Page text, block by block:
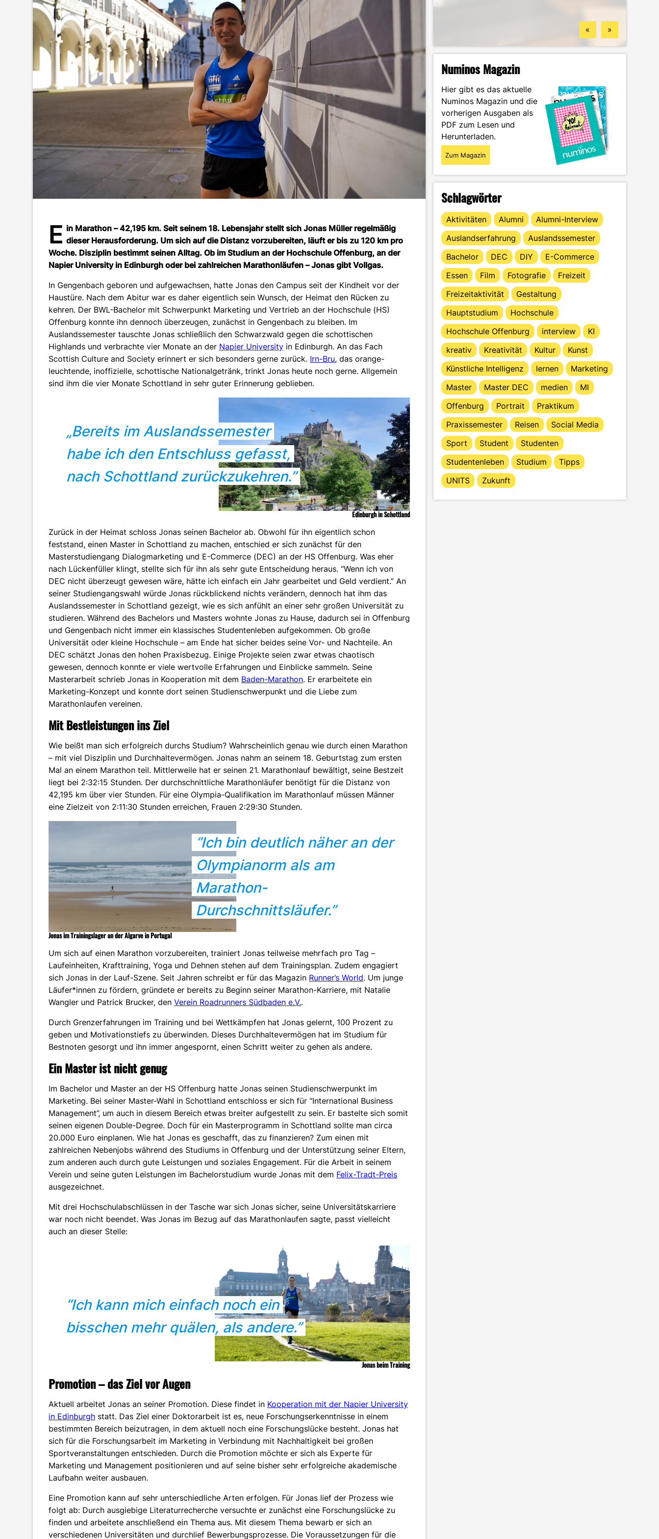
E in Marathon – 42,195 km. Seit seinem 18. Lebensjahr stellt sich Jonas Müller regelmäßig
dieser Herausforderung. Um sich auf die Distanz vorzubereiten, läuft er bis zu 120 km pro
Woche. Disziplin bestimmt seinen Alltag. Ob im Studium an der Hochschule Offenburg, an der
Napier University in Edinburgh oder bei zahlreichen Marathonläufen – Jonas gibt Vollgas.
In Gengenbach geboren und aufgewachsen, hatte Jonas den Campus seit der Kindheit vor der
Haustüre. Nach dem Abitur war es daher eigentlich sein Wunsch, der Heimat den Rücken zu
kehren. Der BWL-Bachelor mit Schwerpunkt Marketing und Vertrieb an der Hochschule (HS)
Offenburg konnte ihn dennoch überzeugen, zunächst in Gengenbach zu bleiben. Im
Auslandssemester tauschte Jonas schließlich den Schwarzwald gegen die schottischen
Highlands und verbrachte vier Monate an der Napier University in Edinburgh. An das Fach
Scottish Culture and Society erinnert er sich besonders gerne zurück. Irn-Bru, das orange-
leuchtende, inoffizielle, schottische Nationalgetränk, trinkt Jonas heute noch gerne. Allgemein
sind ihm die vier Monate Schottland in sehr guter Erinnerung geblieben.
„Bereits im Auslandssemester
habe ich den Entschluss gefasst,
nach Schottland zurückzukehren.”
Edinburgh in Schottland
Zurück in der Heimat schloss Jonas seinen Bachelor ab. Obwohl für ihn eigentlich schon
feststand, einen Master in Schottland zu machen, entschied er sich zunächst für den
Masterstudiengang Dialogmarketing und E-Commerce (DEC) an der HS Offenburg. Was eher
nach Lückenfüller klingt, stellte sich für ihn als sehr gute Entscheidung heraus. “Wenn ich von
DEC nicht überzeugt gewesen wäre, hätte ich einfach ein Jahr gearbeitet und Geld verdient.” An
seiner Studiengangswahl würde Jonas rückblickend nichts verändern, dennoch hat ihm das
Auslandssemester in Schottland gezeigt, wie es sich anfühlt an einer sehr großen Universität zu
studieren. Während des Bachelors und Masters wohnte Jonas zu Hause, dadurch sei in Offenburg
und Gengenbach nicht immer ein klassisches Studentenleben aufgekommen. Ob große
Universität oder kleine Hochschule – am Ende hat sicher beides seine Vor- und Nachteile. An
DEC schätzt Jonas den hohen Praxisbezug. Einige Projekte seien zwar etwas chaotisch
gewesen, dennoch konnte er viele wertvolle Erfahrungen und Einblicke sammeln. Seine
Masterarbeit schrieb Jonas in Kooperation mit dem Baden-Marathon. Er erarbeitete ein
Marketing-Konzept und konnte dort seinen Studienschwerpunkt und die Liebe zum
Marathonlaufen vereinen.
Mit Bestleistungen ins Ziel
Wie beißt man sich erfolgreich durchs Studium? Wahrscheinlich genau wie durch einen Marathon
– mit viel Disziplin und Durchhaltevermögen. Jonas nahm an seinem 18. Geburtstag zum ersten
Mal an einem Marathon teil. Mittlerweile hat er seinen 21. Marathonlauf bewältigt, seine Bestzeit
liegt bei 2:32:15 Stunden. Der durchschnittliche Marathonläufer benötigt für die Distanz von
42,195 km über vier Stunden. Für eine Olympia-Qualifikation im Marathonlauf müssen Männer
eine Zielzeit von 2:11:30 Stunden erreichen, Frauen 2:29:30 Stunden.
“Ich bin deutlich näher an der
Olympianorm als am
Marathon-
Durchschnittsläufer.”
Jonas im Trainingslager an der Algarve in Portugal
Um sich auf einen Marathon vorzubereiten, trainiert Jonas teilweise mehrfach pro Tag –
Laufeinheiten, Krafttraining, Yoga und Dehnen stehen auf dem Trainingsplan. Zudem engagiert
sich Jonas in der Lauf-Szene. Seit Jahren schreibt er für das Magazin Runner’s World. Um junge
Läufer*innen zu fördern, gründete er bereits zu Beginn seiner Marathon-Karriere, mit Natalie
Wangler und Patrick Brucker, denVerein Roadrunners Südbaden e.V..
Durch Grenzerfahrungen im Training und bei Wettkämpfen hat Jonas gelernt, 100 Prozent zu
geben und Motivationstiefs zu überwinden. Dieses Durchhaltevermögen hat im Studium für
Bestnoten gesorgt und ihn immer angespornt, einen Schritt weiter zu gehen als andere.
Ein Master ist nicht genug
Im Bachelor und Master an der HS Offenburg hatte Jonas seinen Studienschwerpunkt im
Marketing. Bei seiner Master-Wahl in Schottland entschloss er sich für “International Business
Management”, um auch in diesem Bereich etwas breiter aufgestellt zu sein. Er bastelte sich somit
seinen eigenen Double-Degree. Doch für ein Masterprogramm in Schottland sollte man circa
20.000 Euro einplanen. Wie hat Jonas es geschafft, das zu finanzieren? Zum einen mit
zahlreichen Nebenjobs während des Studiums in Offenburg und der Unterstützung seiner Eltern,
zum anderen auch durch gute Leistungen und soziales Engagement. Für die Arbeit in seinem
Verein und seine guten Leistungen im Bachelorstudium wurde Jonas mit dem Felix-Tradt-Preis
ausgezeichnet.
Mit drei Hochschulabschlüssen in der Tasche war sich Jonas sicher, seine Universitätskarriere
war noch nicht beendet. Was Jonas im Bezug auf das Marathonlaufen sagte, passt vielleicht
auch an dieser Stelle:
“Ich kann mich einfach noch ein
bisschen mehr quälen, als andere.”
Jonas beim Training
Promotion – das Ziel vor Augen
Aktuell arbeitet Jonas an seiner Promotion. Diese findet in Kooperation mit der Napier University
in Edinburgh statt. Das Ziel einer Doktorarbeit ist es, neue Forschungserkenntnisse in einem
bestimmten Bereich beizutragen, in dem aktuell noch eine Forschungslücke besteht. Jonas hat
sich für die Forschungsarbeit im Marketing in Verbindung mit Nachhaltigkeit bei großen
Sportveranstaltungen entschieden. Durch die Promotion möchte er sich als Experte für
Marketing und Management positionieren und auf seine bisher sehr erfolgreiche akademische
Laufbahn weiter ausbauen.
Eine Promotion kann auf sehr unterschiedliche Arten erfolgen. Für Jonas lief der Prozess wie
folgt ab: Durch ausgiebige Literaturrecherche versuchte er zunächst eine Forschungslücke zu
finden und arbeitete anschließend ein Thema aus. Mit diesem Thema bewarb er sich an
verschiedenen Universitäten und durchlief Bewerbungsprozesse. Die Voraussetzungen für die
« »
Numinos Magazin
Hier gibt es das aktuelle
Numinos Magazin und die
vorherigen Ausgaben als
PDF zum Lesen und
Herunterladen.
Zum Magazin
Schlagwörter
Aktivitäten Alumni
Alumni-Interview
Auslandserfahrung
Auslandssemester
Bachelor
DEC DIY
E-Commerce
Essen
Film Fotografie
Freizeit
Freizeitaktivität
Gestaltung
Hauptstudium
Hochschule
Hochschule Offenburg
interview
KI
kreativ
Kreativität Kultur
Kunst
Künstliche Intelligenz
lernen
Marketing
Master
Master DEC medien
MI
Offenburg
Portrait
Praktikum
Praxissemester
Reisen
Social Media
Sport
Student
Studenten
Studentenleben
Studium
Tipps
UNITS
Zukunft